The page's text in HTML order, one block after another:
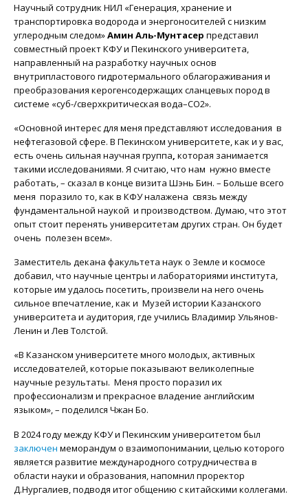
Научный сотрудник НИЛ «Генерация, хранение и
транспортировка водорода и энергоносителей с низким
углеродным следом»Амин Аль-Мунтасер представил
совместный проект КФУ и Пекинского университета,
направленный на разработку научных основ
внутрипластового гидротермального облагораживания и
преобразования керогенсодержащих сланцевых пород в
системе «суб-/сверхкритическая вода–CO2».
«Основной интерес для меня представляют исследования в
нефтегазовой сфере. В Пекинском университете, как и у вас,
есть очень сильная научная группа, которая занимается
такими исследованиями. Я считаю, что нам нужно вместе
работать, – сказал в конце визита Шэнь Бин. – Больше всего
меня поразило то, как в КФУ налажена связь между
фундаментальной наукой и производством. Думаю, что этот
опыт стоит перенять университетам других стран. Он будет
очень полезен всем».
Заместитель декана факультета наук о Земле и космосе
добавил, что научные центры и лабораториями института,
которые им удалось посетить, произвели на него очень
сильное впечатление, как и Музей истории Казанского
университета и аудитория, где учились Владимир Ульянов-
Ленин и Лев Толстой.
«В Казанском университете много молодых, активных
исследователей, которые показывают великолепные
научные результаты. Меня просто поразил их
профессионализм и прекрасное владение английским
языком», – поделился Чжан Бо.
В 2024 году между КФУ и Пекинским университетом был
заключен меморандум о взаимопонимании, целью которого
является развитие международного сотрудничества в
области науки и образования, напомнил проректор
Д.Нургалиев, подводя итог общению с китайскими коллегами.